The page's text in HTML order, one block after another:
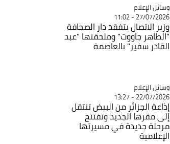
Catégorie
وسائل الإعلام
27/07/2026 - 11:02
وزير الاتصال يتفقد دار الصحافة
"الطاهر جاووت" وملحقتها "عبد
القادر سفير" بالعاصمة
Catégorie
وسائل الإعلام
22/07/2026 - 13:27
إذاعة الجزائر من البيض تنتقل
إلى مقرها الجديد وتفتتح
مرحلة جديدة في مسيرتها
الإعلامية